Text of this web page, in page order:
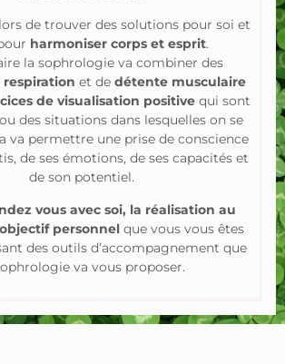
de trouver des solutions pour soi et
harmoniser corps et esprit.
la sophrologie va combiner des
respiration et de détente musculaire
de visualisation positive qui sont
des situations dans lesquelles on se
va permettre une prise de conscience
de ses émotions, de ses capacités et
de son potentiel.
vous avec soi, la réalisation au
personnel que vous vous êtes
des outils d’accompagnement que
va vous proposer.